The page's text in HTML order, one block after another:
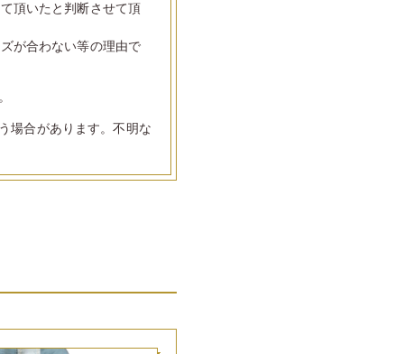
頂いたと判断させて頂
が合わない等の理由で
場合があります。不明な